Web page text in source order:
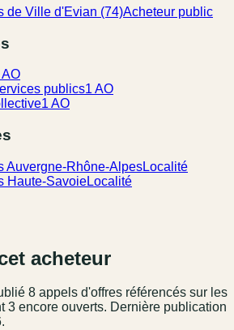
de Ville d'Evian (74)Acheteur public
AO
publics1 AO
1 AO
Auvergne-Rhône-AlpesLocalité
Haute-SavoieLocalité
acheteur
8 appel s d'offres référencés sur les
3 encore ouverts. Dernière publication